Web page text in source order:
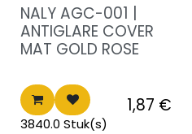
Nieuwe prijs
NALY AGC-001 |
ANTIGLARE COVER
MAT GOLD ROSE
1,87 €
3840.0 Stuk(s)